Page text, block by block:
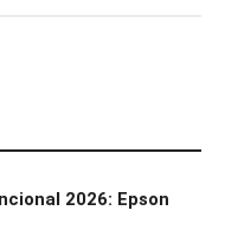
2026: Epson